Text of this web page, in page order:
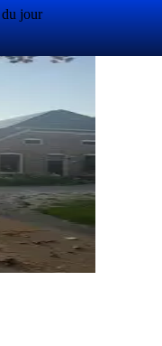
du jour